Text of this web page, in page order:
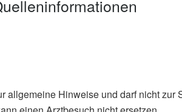
allgemeine Hinweise und darf nicht zur